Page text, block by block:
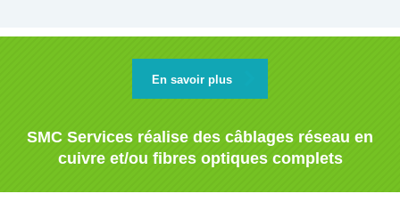
En savoir plus
SMC Services réalise des câblages réseau en
cuivre et/ou fibres optiques complets